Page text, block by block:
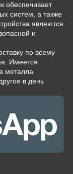
обеспечивает
систем, а также
являются
и
по всему
Имеется
металла
в день